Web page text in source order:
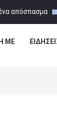
απόσπασμα |
ΜΕ